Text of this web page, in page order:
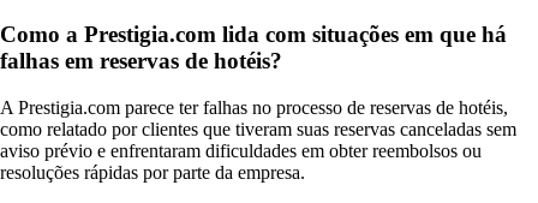
Como a Prestigia.com lida com situações em que há
falhas em reservas de hotéis?
A Prestigia.com parece ter falhas no processo de reservas de hotéis,
como relatado por clientes que tiveram suas reservas canceladas sem
aviso prévio e enfrentaram dificuldades em obter reembolsos ou
resoluções rápidas por parte da empresa.